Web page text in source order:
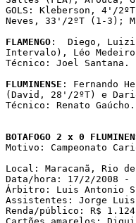
GOLS: Kleberson, 4'/
Neves, 33'/2ºT (1-3);
FLAMENGO :  Diego,
Intervalo), Léo
Técnico: Joel Santana.
FLUMINENSE : Fernando
(David, 28'/2ºT) e
Técnico: Renato Gaúcho.
BOTAFOGO 2 x 0
Motivo: Campeonato
Local: Maracanã, Rio
Data/hora: 17/2/2008 -
Árbitro: Luis Antonio
Assistentes: Jorge Luis
Renda/público: R$